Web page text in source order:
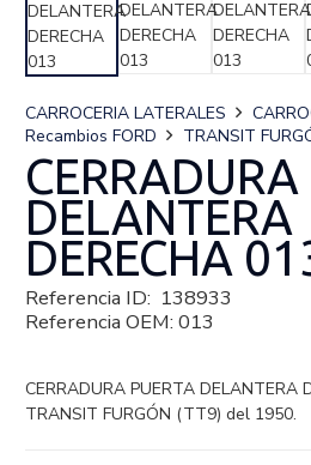
CARROCERIA LATERALES
Recambios FORD
TRANSIT
DELANTERA
DERECHA
Referencia ID: 138933
Referencia OEM: 013
CERRADURA PUERTA DELANTERA
TRANSIT FURGÓN (TT9) del 1950.